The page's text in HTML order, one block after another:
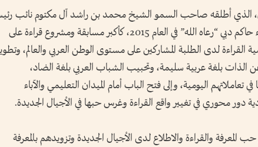
الذي أطلقه صاحب السمو الشيخ محمد بن راشد آل مكتوم نائب
الدولة رئيس مجلس الوزراء حاكم دبي “رعاه الله” في العام 2015، كأكبر مسابقة ومشروع قراءة على
القراءة لدى الطلبة المشاركين على مستوى الوطن العربي والعالم،
الذات بلغة عربية سليمة، وتحبيب الشباب العربي بلغة الضاد،
اليومية، وإلى فتح الباب أمام الميدان التعليمي والآباء
دور محوري في تغيير واقع القراءة وغرس حبها في الأجيال الجديدة.
والقراءة والاطلاع لدى الأجيال الجديدة وتزويدهم بالمعرفة